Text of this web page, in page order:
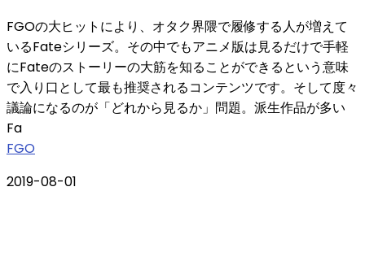
FGOの大ヒットにより、オタク界隈で履修する人が増えて
いるFateシリーズ。その中でもアニメ版は見るだけで手軽
にFateのストーリーの大筋を知ることができるという意味
で入り口として最も推奨されるコンテンツです。そして度々
議論になるのが「どれから見るか」問題。派生作品が多い
Fa
FGO
2019-08-01